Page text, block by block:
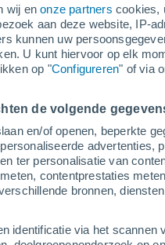
wij enonze partners cookies,
aan deze website, IP-
kunnen uw
U kunt hiervoor op elk
op "Configureren" of via
de volgende
en/of openen, beperkte
advertenties,
ter personalisatie van
contentprestaties
bronnen,
identificatie via het
40°
Río
21°
San Calixto